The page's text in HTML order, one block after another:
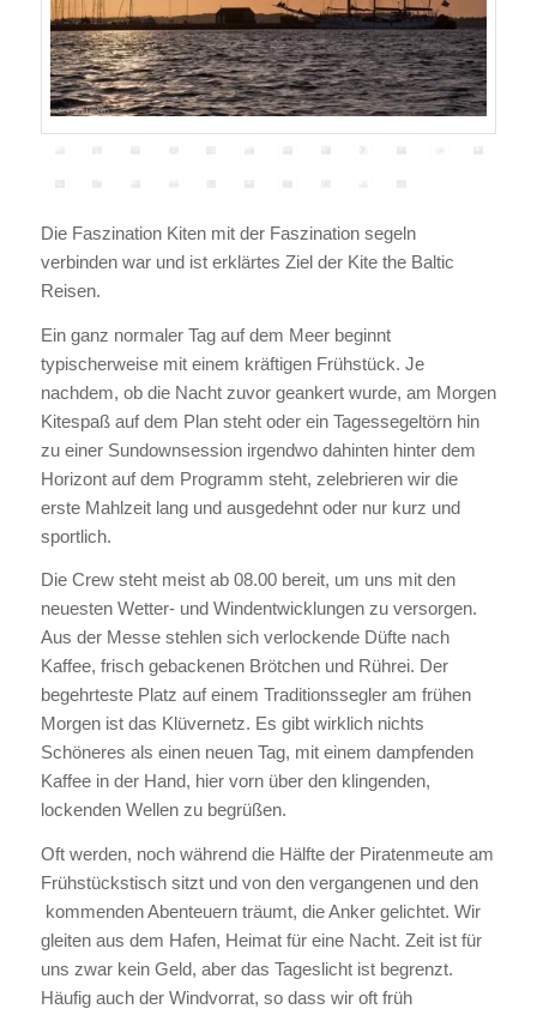
Die Faszination Kiten mit der Faszination segeln
verbinden war und ist erklärtes Ziel der Kite the Baltic
Reisen.
Ein ganz normaler Tag auf dem Meer beginnt
typischerweise mit einem kräftigen Frühstück. Je
nachdem, ob die Nacht zuvor geankert wurde, am Morgen
Kitespaß auf dem Plan steht oder ein Tagessegeltörn hin
zu einer Sundownsession irgendwo dahinten hinter dem
Horizont auf dem Programm steht, zelebrieren wir die
erste Mahlzeit lang und ausgedehnt oder nur kurz und
sportlich.
Die Crew steht meist ab 08.00 bereit, um uns mit den
neuesten Wetter- und Windentwicklungen zu versorgen.
Aus der Messe stehlen sich verlockende Düfte nach
Kaffee, frisch gebackenen Brötchen und Rührei. Der
begehrteste Platz auf einem Traditionssegler am frühen
Morgen ist das Klüvernetz. Es gibt wirklich nichts
Schöneres als einen neuen Tag, mit einem dampfenden
Kaffee in der Hand, hier vorn über den klingenden,
lockenden Wellen zu begrüßen.
Oft werden, noch während die Hälfte der Piratenmeute am
Frühstückstisch sitzt und von den vergangenen und den
kommenden Abenteuern träumt, die Anker gelichtet. Wir
gleiten aus dem Hafen, Heimat für eine Nacht. Zeit ist für
uns zwar kein Geld, aber das Tageslicht ist begrenzt.
Häufig auch der Windvorrat, so dass wir oft früh